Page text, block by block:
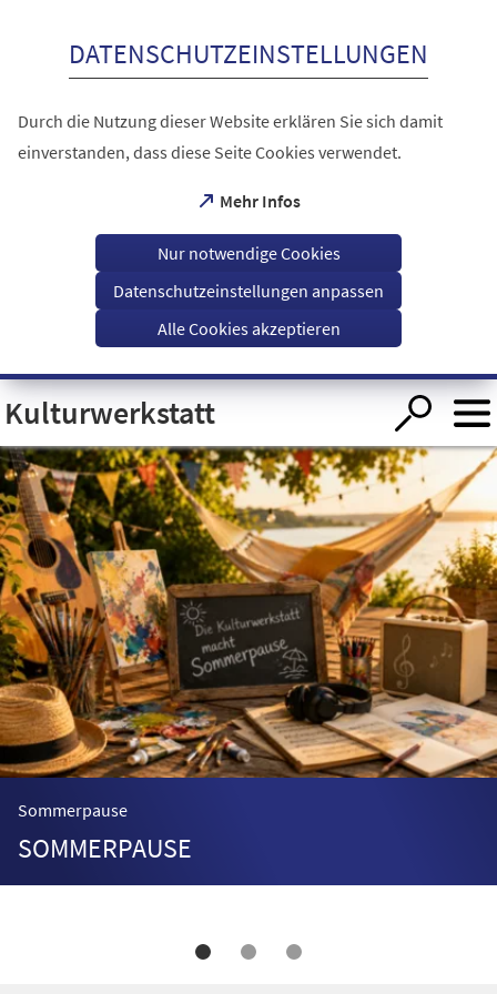
Visuelle
Assistenzsoftware
öffnen.
DATENSCHUTZEINSTELLUNGEN
Durch die Nutzung dieser Website erklären Sie sich damit
einverstanden, dass diese Seite Cookies verwendet.
Mehr Infos
(Öffnet
einem
Tab)
Nur notwendige Cookies
Datenschutzeinstellungen anpassen
Alle Cookies akzeptieren
Kulturwerkstatt
Sommerpause
SOMMERPAUSE